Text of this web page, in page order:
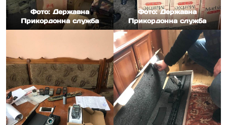
Фото: Державна
Прикордонна служба
Фото: Державна
Прикордонна служба